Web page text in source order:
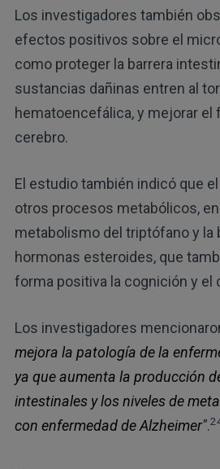
Los investigadores también
efectos positivos sobre el
como proteger la barrera
sustancias dañinas entren al
hematoencefálica, y mejorar el
cerebro.
El estudio también indicó que
otros procesos metabólicos,
metabolismo del triptófano y la
hormonas esteroides, que
forma positiva la cognición y el
Los investigadores
mejora la patología de la
ya que aumenta la producción
intestinales y los niveles de
con enfermedad de Alzheimer".